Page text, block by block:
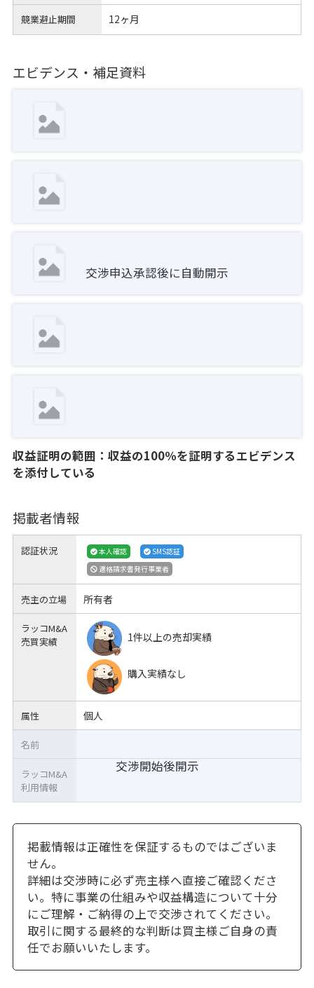
競業避止期間 12ヶ月
エビデンス・補足資料
交渉申込承認後に自動開示
収益証明の範囲：収益の100％を証明するエビデンス
を添付している
掲載者情報
認証状況 本人確認
SMS認証
適格請求書発行事業者
売主の立場 所有者
ラッコM&A
売買実績
1件以上の売却実績
購入実績なし
属性 個人
交渉開始後開示
名前
ラッコM&A
利用情報
掲載情報は正確性を保証するものではございま
せん。
詳細は交渉時に必ず売主様へ直接ご確認くださ
い。特に事業の仕組みや収益構造について十分
にご理解・ご納得の上で交渉されてください。
取引に関する最終的な判断は買主様ご自身の責
任でお願いいたします。